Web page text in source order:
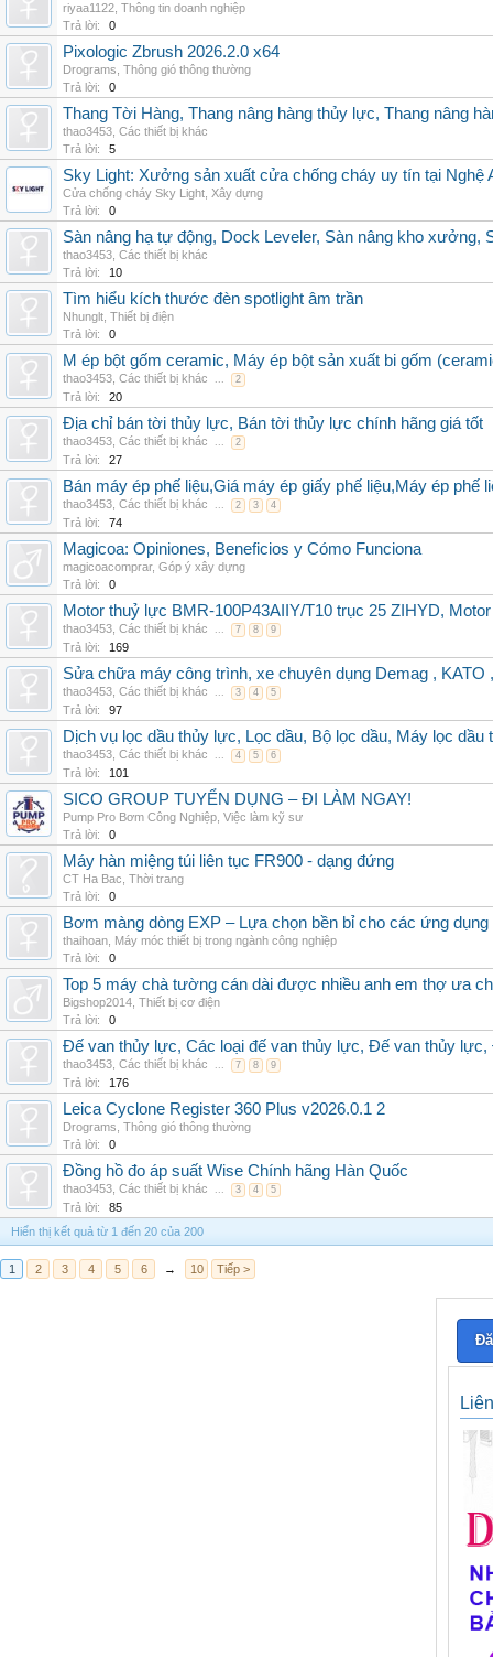
riyaa1122 Thông tin doanh nghiệp
Trả lời:
0
Pixologic Zbrush 2026.2.0 x64
Drograms Thông gió thông thường
Trả lời:
0
Thang Tời Hàng, Thang nâng hàng thủy lực, Thang nâng
thao3453 Các thiết bị khác
Trả lời:
5
Sky Light: Xưởng sản xuất cửa chống cháy uy tín tại Nghệ
Cửa chống cháy Sky Light Xây dựng
Trả lời:
0
Sàn nâng hạ tự động, Dock Leveler, Sàn nâng kho xưởng,
thao3453 Các thiết bị khác
Trả lời:
10
Tìm hiểu kích thước đèn spotlight âm trần
Nhunglt Thiết bị điện
Trả lời:
0
M ép bột gốm ceramic, Máy ép bột sản xuất bi gốm
thao3453 Các thiết bị khác ... 2
Trả lời: 20
Địa chỉ bán tời thủy lực, Bán tời thủy lực chính hãng giá tốt
thao3453 Các thiết bị khác ... 2
Trả lời: 27
Bán máy ép phế liệu,Giá máy ép giấy phế liệu,Máy ép phế
thao3453 Các thiết bị khác ... 2 3 4
Trả lời: 74
Magicoa: Opiniones, Beneficios y Cómo Funciona
magicoacomprar, Góp ý xây dựng
Trả lời:
0
Motor thuỷ lực BMR-100P43AIIY/T10 trục 25 ZIHYD,
thao3453 Các thiết bị khác ... 7 8 9
Trả lời: 169
Sửa chữa máy công trình, xe chuyên dụng Demag , KATO
thao3453 Các thiết bị khác ... 3 4 5
Trả lời: 97
Dịch vụ lọc dầu thủy lực, Lọc dầu, Bộ lọc dầu, Máy lọc
thao3453 Các thiết bị khác ... 4 5 6
Trả lời: 101
SICO GROUP TUYỂN DỤNG – ĐI LÀM NGAY!
Pump Pro Bơm Công Nghiệp Việc làm kỹ sư
Trả lời:
0
Máy hàn miệng túi liên tục FR900 - dạng đứng
CT Ha Bac Thời trang
Trả lời:
0
Bơm màng dòng EXP – Lựa chọn bền bỉ cho các ứng
thaihoan Máy móc thiết bị trong ngành công nghiệp
Trả lời:
0
Top 5 máy chà tường cán dài được nhiều anh em thợ ưa
Bigshop2014 Thiết bị cơ điện
Trả lời:
0
Đế van thủy lực, Các loại đế van thủy lực, Đế van thủy
thao3453 Các thiết bị khác ... 7 8 9
Trả lời: 176
Leica Cyclone Register 360 Plus v2026.0.1 2
Drograms Thông gió thông thường
Trả lời:
0
Đồng hồ đo áp suất Wise Chính hãng Hàn Quốc
thao3453 Các thiết bị khác ... 3 4 5
Trả lời:
85
Hiển thị kết quả từ 1 đến 20 của 200
1 2 3 4 5 6 → 10 Tiếp >